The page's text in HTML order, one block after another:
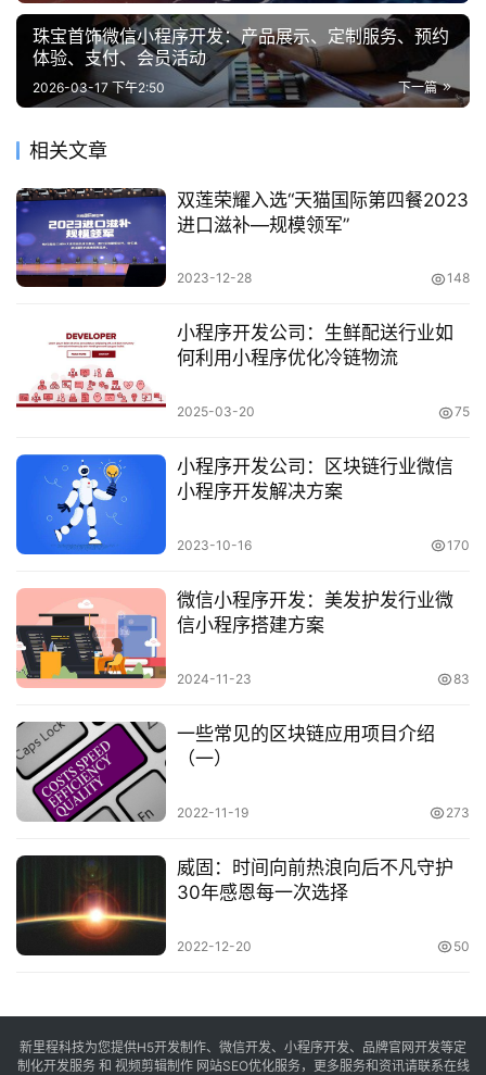
珠宝首饰微信小程序开发：产品展示、定制服务、预约
体验、支付、会员活动
下一篇
2026-03-17 下午2:50
相关文章
双莲荣耀入选“天猫国际第四餐2023
进口滋补—规模领军”
2023-12-28 148
小程序开发公司：生鲜配送行业如
何利用小程序优化冷链物流
2025-03-20 75
小程序开发公司：区块链行业微信
小程序开发解决方案
2023-10-16 170
微信小程序开发：美发护发行业微
信小程序搭建方案
2024-11-23 83
一些常见的区块链应用项目介绍
（一）
2022-11-19 273
威固：时间向前热浪向后不凡守护
30年感恩每一次选择
2022-12-20 50
新里程科技为您提供H5开发制作、微信开发、小程序开发、品牌官网开发等定
制化开发服务 和 视频剪辑制作 网站SEO优化服务，更多服务和资讯请联系在线